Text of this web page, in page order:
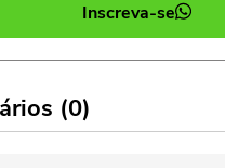
Inscreva-se
(0)